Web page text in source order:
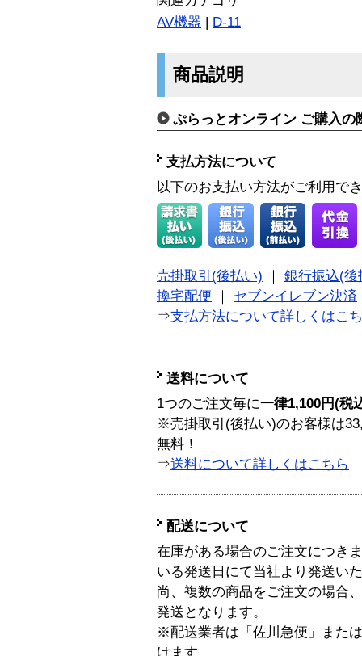
AV機器 | D-11
商品説明
ぷらっとオンライン ご購入の
支払方法について
以下のお支払い方法がご利用で
売掛取引(後払い)
銀行振込(後
換宅配便
セブンイレブン決済
⇒支払方法について詳しくはこ
送料について
1つのご注文毎に一律1,100円(税
※売掛取引(後払い)のお客様は
無料！
⇒送料について詳しくはこちら
配送について
在庫がある場合のご注文につき
いる発送日にて当社より発送い
尚、複数の商品をご注文の場合
発送となります。
※配送業者は「佐川急便」また
けます